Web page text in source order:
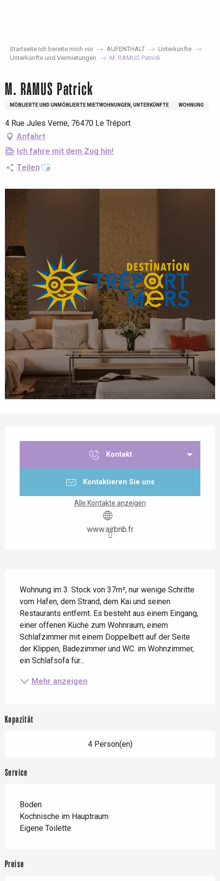
Startseite Ich bereite mich vor AUFENTHALT
Unterkünfte
Unterkünfte und Vermietungen
M. RAMUS Patrick
M. RAMUS Patrick
MÖBLIERTE UND UNMÖBLIERTE MIETWOHNUNGEN, UNTERKÜNFTE WOHNUNG
4 Rue Jules Verne, 76470 Le Tréport
Anfahrt
Ich fahre mit dem Zug hin!
TeilenAjouter aux favoris
Kontakt
Kontaktieren Sie uns
Alle Kontakte anzeigen
www.airbnb.fr
Wohnung im 3. Stock von 37m², nur wenige Schritte
vom Hafen, dem Strand, dem Kai und seinen
Restaurants entfernt. Es besteht aus einem Eingang,
einer offenen Küche zum Wohnraum, einem
Schlafzimmer mit einem Doppelbett auf der Seite
der Klippen, Badezimmer und WC. im Wohnzimmer,
ein Schlafsofa für...
Mehr anzeigen
Kapazität
4 Person(en)
Service
Boden
Kochnische im Hauptraum
Eigene Toilette
Preise